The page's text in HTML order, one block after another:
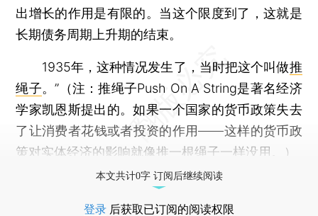
出增长的作用是有限的。当这个限度到了，这就是
长期债务周期上升期的结束。
1935年，这种情况发生了，当时把这个叫做推
绳子。”（注：推绳子Push On A String是著名经济
学家凯恩斯提出的。如果一个国家的货币政策失去
了让消费者花钱或者投资的作用——这样的货币政
策对实体经济的影响就像推一根绳子一样没用。）
本文共计0字 订阅后继续阅读
登录 后获取已订阅的阅读权限